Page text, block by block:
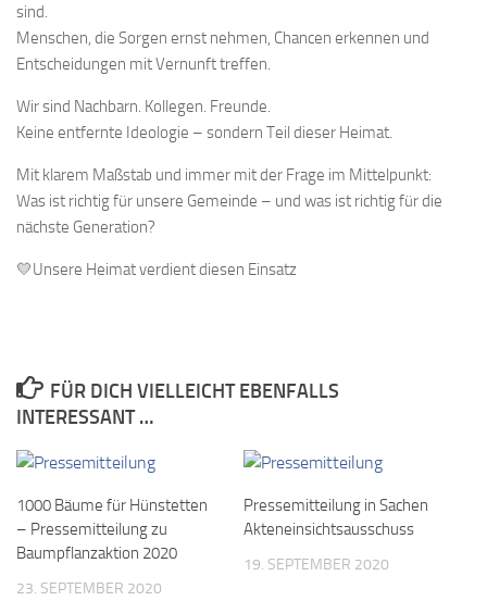
sind.
Menschen, die Sorgen ernst nehmen, Chancen erkennen und
Entscheidungen mit Vernunft treffen.
Wir sind Nachbarn. Kollegen. Freunde.
Keine entfernte Ideologie – sondern Teil dieser Heimat.
Mit klarem Maßstab und immer mit der Frage im Mittelpunkt:
Was ist richtig für unsere Gemeinde – und was ist richtig für die
nächste Generation?
💛Unsere Heimat verdient diesen Einsatz
FÜR DICH VIELLEICHT EBENFALLS
INTERESSANT …
1000 Bäume für Hünstetten
– Pressemitteilung zu
Baumpflanzaktion 2020
23. SEPTEMBER 2020
Pressemitteilung in Sachen
Akteneinsichtsausschuss
19. SEPTEMBER 2020